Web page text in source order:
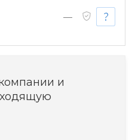
—
и